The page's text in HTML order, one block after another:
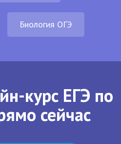
Биология ОГЭ
курс ЕГЭ по
сейчас